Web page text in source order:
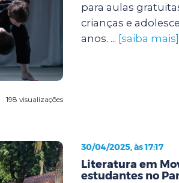
198 visualizações
para aulas
crianças e
anos. ... [saiba mais]
30/04/2025, às 17:17
Literatura em
estudantes no